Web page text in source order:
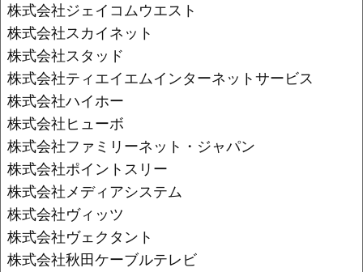
株式会社ジェイコムウエスト
株式会社スカイネット
株式会社スタッド
株式会社ティエイエムインターネットサービス
株式会社ハイホー
株式会社ヒューボ
株式会社ファミリーネット・ジャパン
株式会社ポイントスリー
株式会社メディアシステム
株式会社ヴィッツ
株式会社ヴェクタント
株式会社秋田ケーブルテレビ